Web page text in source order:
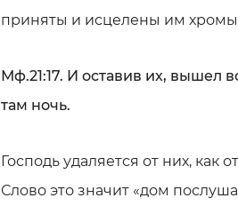
приняты и исцелены им
Мф.21:17. И оставив их, вышел
там ночь.
Господь удаляется от них, как
Слово это значит «дом